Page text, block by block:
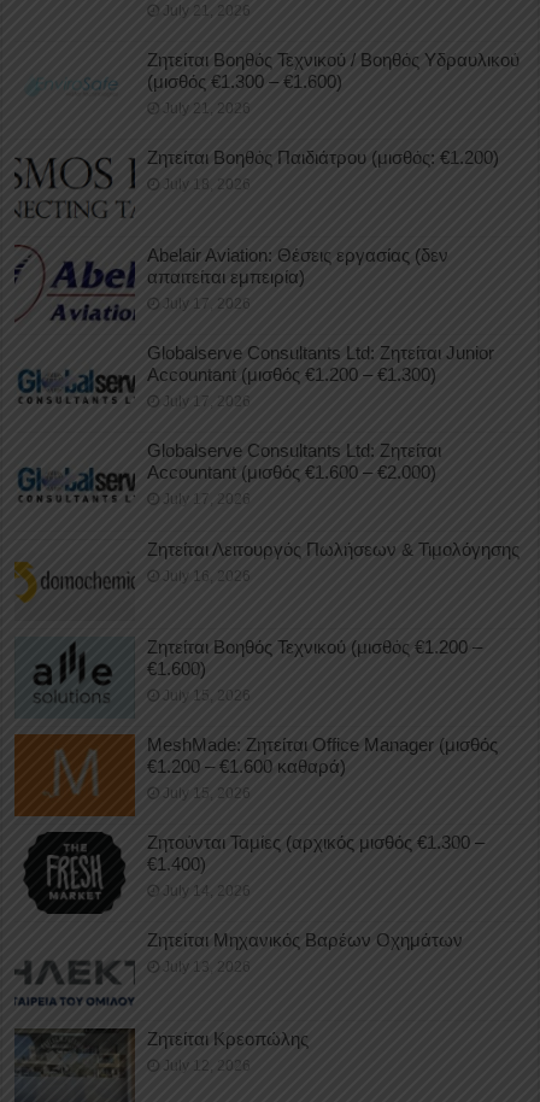
July 21, 2026
Ζητείται Βοηθός Τεχνικού / Βοηθός Υδραυλικού
(μισθός €1.300 – €1.600)
July 21, 2026
Ζητείται Βοηθός Παιδιάτρου (μισθός: €1.200)
July 18, 2026
Abelair Aviation: Θέσεις εργασίας (δεν
απαιτείται εμπειρία)
July 17, 2026
Globalserve Consultants Ltd: Ζητείται Junior
Accountant (μισθός €1.200 – €1.300)
July 17, 2026
Globalserve Consultants Ltd: Ζητείται
Accountant (μισθός €1.600 – €2.000)
July 17, 2026
Ζητείται Λειτουργός Πωλήσεων & Τιμολόγησης
July 16, 2026
Ζητείται Βοηθός Τεχνικού (μισθός €1.200 –
€1.600)
July 15, 2026
MeshMade: Ζητείται Office Manager (μισθός
€1.200 – €1.600 καθαρά)
July 15, 2026
Ζητούνται Ταμίες (αρχικός μισθός €1.300 –
€1.400)
July 14, 2026
Ζητείται Μηχανικός Βαρέων Οχημάτων
July 13, 2026
Ζητείται Κρεοπώλης
July 12, 2026